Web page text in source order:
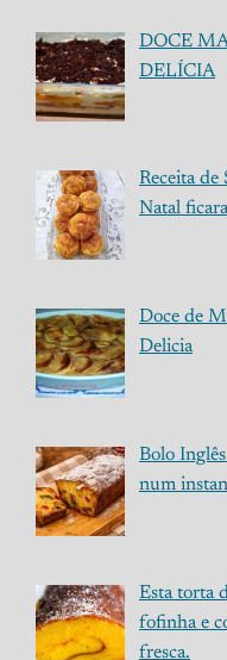
DOCE
DELÍCIA
Receita de
Natal
Doce de
Delicia
Bolo
num
Esta torta
fofinha e
fresca.